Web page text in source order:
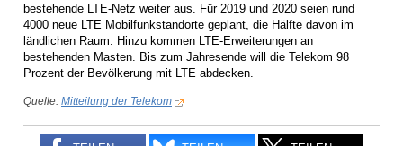
bestehende LTE-Netz weiter aus. Für 2019 und 2020 seien rund
4000 neue LTE Mobilfunkstandorte geplant, die Hälfte davon im
ländlichen Raum. Hinzu kommen LTE-Erweiterungen an
bestehenden Masten. Bis zum Jahresende will die Telekom 98
Prozent der Bevölkerung mit LTE abdecken.
Quelle: Mitteilung der Telekom